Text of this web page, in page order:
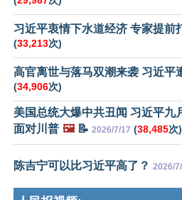
习近平衷情下水道经济 专家提前
(33,213次)
高官离世与落马双潮来袭 习近平
(34,906次)
美国总统大爆中共丑闻 习近平九
面对川普 🖼️📝 2026/7/17 (38,485次)
陈吉宁可以比习近平高了？ 2026/